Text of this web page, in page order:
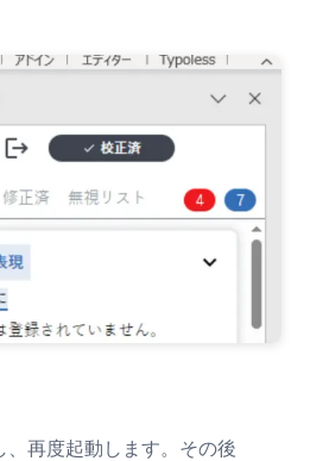
、再度起動します。その後